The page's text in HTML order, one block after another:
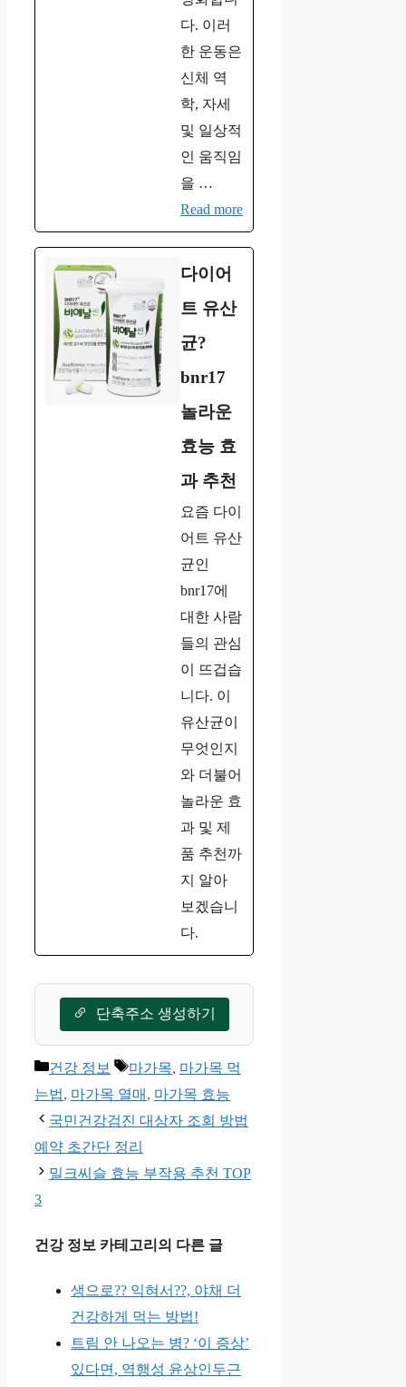
다. 이러
한 운동은
신체 역
학, 자세
및 일상적
인 움직임
을 …
Read more
다이어
트 유산
균?
bnr17
놀라운
효능 효
과 추천
요즘 다이
어트 유산
균인
bnr17에
대한 사람
들의 관심
이 뜨겁습
니다. 이
유산균이
무엇인지
와 더불어
놀라운 효
과 및 제
품 추천까
지 알아
보겠습니
다.
단축주소 생성하기
카
테
고
리
건강 정보
태
그
마가목, 마가목 먹
는법, 마가목 열매 , 마가목 효능
국민건강검진 대상자 조회 방법
예약 초간단 정리
밀크씨슬 효능 부작용 추천 TOP
3
건강 정보 카테고리의 다른 글
생으로?? 익혀서??, 야채 더
건강하게 먹는 방법!
트림 안 나오는 병? ‘이 증상’
있다면, 역행성 윤상인두근